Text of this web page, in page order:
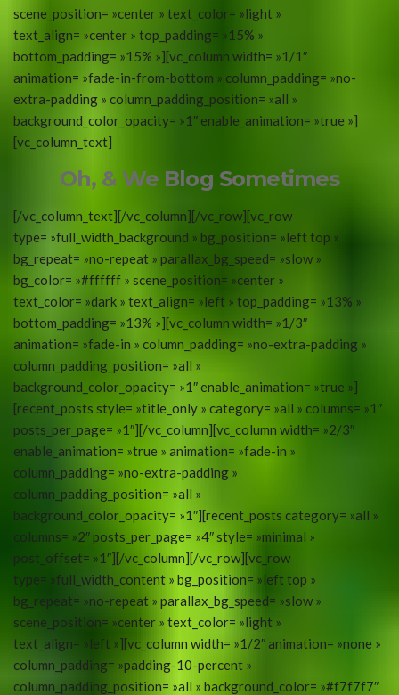
scene_position= »center » text_color= »light »
text_align= »center » top_padding= »15% »
bottom_padding= »15% »][vc_column width= »1/1″
animation= »fade-in-from-bottom » column_padding= »no-
extra-padding » column_padding_position= »all »
background_color_opacity= »1″ enable_animation= »true »]
[vc_column_text]
Oh, & We Blog Sometimes
[/vc_column_text][/vc_column][/vc_row][vc_row
type= »full_width_background » bg_position= »left top »
bg_repeat= »no-repeat » parallax_bg_speed= »slow »
bg_color= »#ffffff » scene_position= »center »
text_color= »dark » text_align= »left » top_padding= »13% »
bottom_padding= »13% »][vc_column width= »1/3″
animation= »fade-in » column_padding= »no-extra-padding »
column_padding_position= »all »
background_color_opacity= »1″ enable_animation= »true »]
[recent_posts style= »title_only » category= »all » columns= »1″
posts_per_page= »1″][/vc_column][vc_column width= »2/3″
enable_animation= »true » animation= »fade-in »
column_padding= »no-extra-padding »
column_padding_position= »all »
background_color_opacity= »1″][recent_posts category= »all »
columns= »2″ posts_per_page= »4″ style= »minimal »
post_offset= »1″][/vc_column][/vc_row][vc_row
type= »full_width_content » bg_position= »left top »
bg_repeat= »no-repeat » parallax_bg_speed= »slow »
scene_position= »center » text_color= »light »
text_align= »left »][vc_column width= »1/2″ animation= »none »
column_padding= »padding-10-percent »
column_padding_position= »all » background_color= »#f7f7f7″